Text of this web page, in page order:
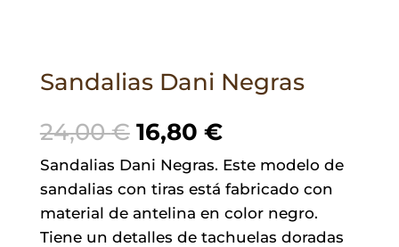
Sandalias Dani Negras
24,00€ El
precio
original
era:
24,00 €.
16,80 €El
precio
actual
es:
16,80 €.
Sandalias Dani Negras. Este modelo de
sandalias con tiras está fabricado con
material de antelina en color negro.
Tiene un detalles de tachuelas doradas